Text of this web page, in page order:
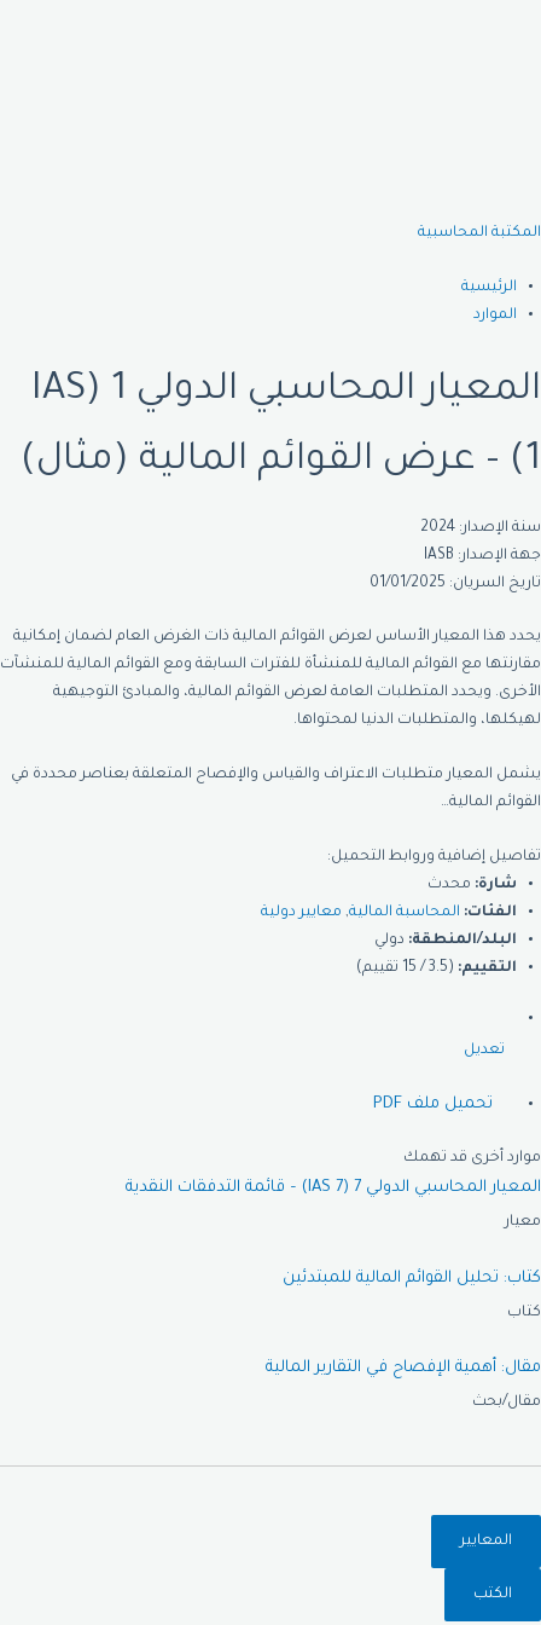
المكتبة المحاسبية
الرئيسية
الموارد
المعيار المحاسبي الدولي 1 (IAS
1) – عرض القوائم المالية (مثال)
سنة الإصدار: 2024
جهة الإصدار: IASB
تاريخ السريان: 01/01/2025
يحدد هذا المعيار الأساس لعرض القوائم المالية ذات الغرض العام لضمان إمكانية
مقارنتها مع القوائم المالية للمنشأة للفترات السابقة ومع القوائم المالية للمنشآت
الأخرى. ويحدد المتطلبات العامة لعرض القوائم المالية، والمبادئ التوجيهية
لهيكلها، والمتطلبات الدنيا لمحتواها.
يشمل المعيار متطلبات الاعتراف والقياس والإفصاح المتعلقة بعناصر محددة في
القوائم المالية…
تفاصيل إضافية وروابط التحميل:
شارة: محدث
الفئات: المحاسبة المالية, معايير دولية
البلد/المنطقة: دولي
التقييم: (3.5 / 15 تقييم)
تعديل
تحميل ملف PDF
موارد أخرى قد تهمك
المعيار المحاسبي الدولي 7 (IAS 7) – قائمة التدفقات النقدية
معيار
كتاب: تحليل القوائم المالية للمبتدئين
كتاب
مقال: أهمية الإفصاح في التقارير المالية
مقال/بحث
المعايير
الكتب